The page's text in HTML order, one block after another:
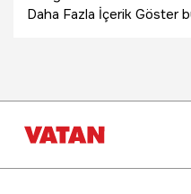
Daha Fazla İçerik Göster